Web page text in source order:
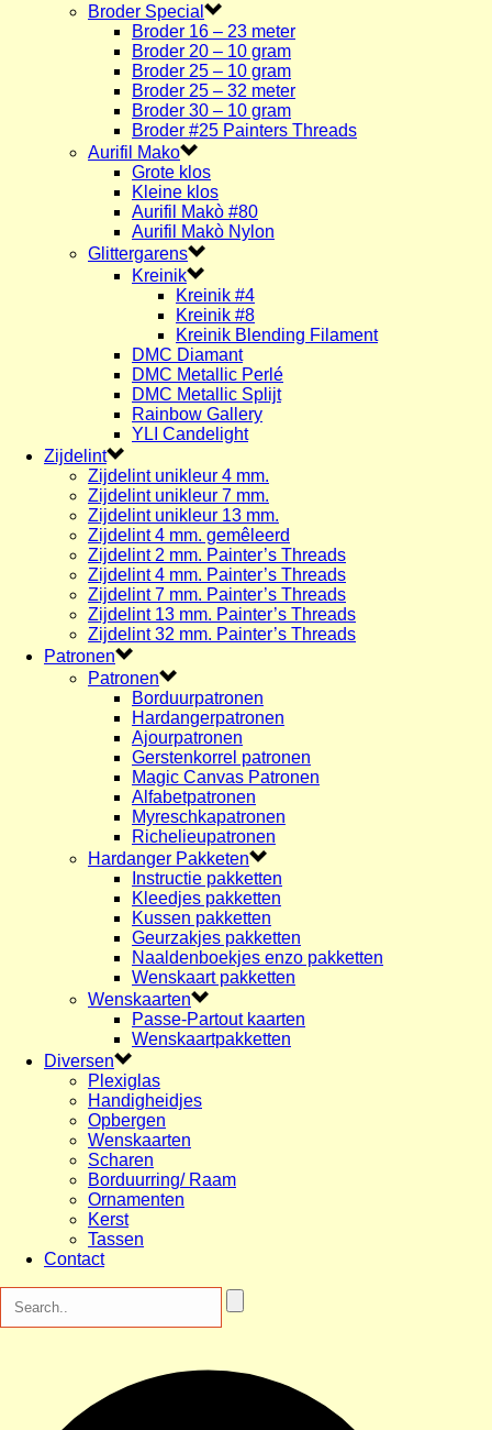
Broder Special
Broder 16 – 23 meter
Broder 20 – 10 gram
Broder 25 – 10 gram
Broder 25 – 32 meter
Broder 30 – 10 gram
Broder #25 Painters Threads
Aurifil Mako
Grote klos
Kleine klos
Aurifil Makò #80
Aurifil Makò Nylon
Glittergarens
Kreinik
Kreinik #4
Kreinik #8
Kreinik Blending Filament
DMC Diamant
DMC Metallic Perlé
DMC Metallic Splijt
Rainbow Gallery
YLI Candelight
Zijdelint
Zijdelint unikleur 4 mm.
Zijdelint unikleur 7 mm.
Zijdelint unikleur 13 mm.
Zijdelint 4 mm. gemêleerd
Zijdelint 2 mm. Painter’s Threads
Zijdelint 4 mm. Painter’s Threads
Zijdelint 7 mm. Painter’s Threads
Zijdelint 13 mm. Painter’s Threads
Zijdelint 32 mm. Painter’s Threads
Patronen
Patronen
Borduurpatronen
Hardangerpatronen
Ajourpatronen
Gerstenkorrel patronen
Magic Canvas Patronen
Alfabetpatronen
Myreschkapatronen
Richelieupatronen
Hardanger Pakketen
Instructie pakketten
Kleedjes pakketten
Kussen pakketten
Geurzakjes pakketten
Naaldenboekjes enzo pakketten
Wenskaart pakketten
Wenskaarten
Passe-Partout kaarten
Wenskaartpakketten
Diversen
Plexiglas
Handigheidjes
Opbergen
Wenskaarten
Scharen
Borduurring/ Raam
Ornamenten
Kerst
Tassen
Contact